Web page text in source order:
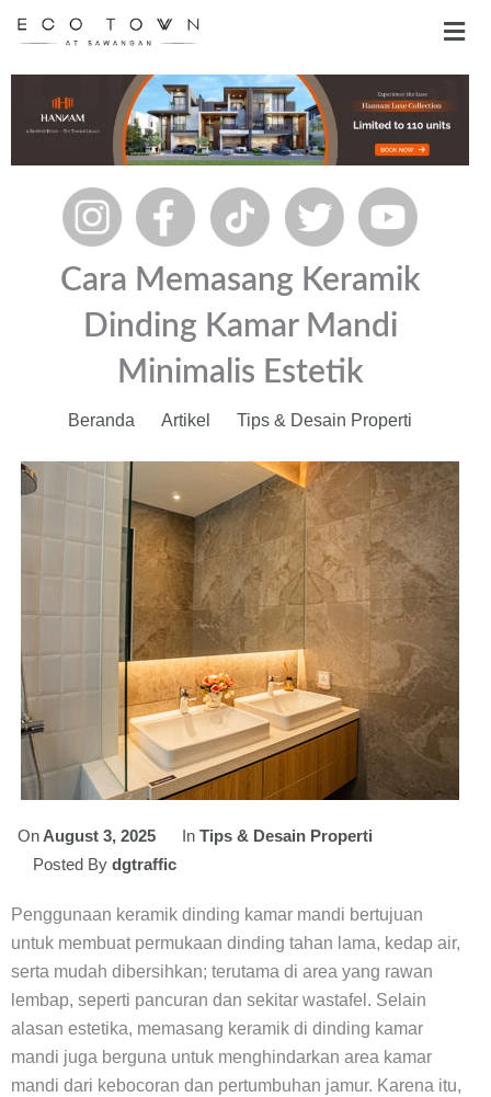
Cara Memasang Keramik
Dinding Kamar Mandi
Minimalis Estetik
Beranda Artikel Tips & Desain Properti
On August 3, 2025 In Tips & Desain Properti
Posted By dgtraffic
Penggunaan keramik dinding kamar mandi bertujuan
untuk membuat permukaan dinding tahan lama, kedap air,
serta mudah dibersihkan; terutama di area yang rawan
lembap, seperti pancuran dan sekitar wastafel. Selain
alasan estetika, memasang keramik di dinding kamar
mandi juga berguna untuk menghindarkan area kamar
mandi dari kebocoran dan pertumbuhan jamur. Karena itu,